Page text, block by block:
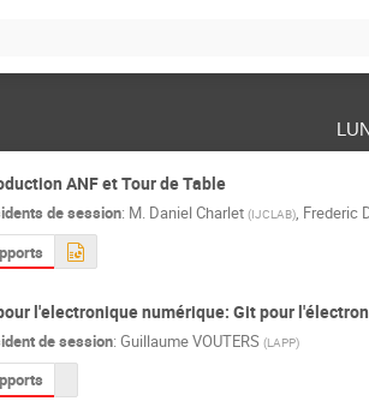
ANF et Tour de Table
de session: M. Daniel Charlet (IJCLAB), Frederic
l'electronique numérique: Git pour
de session: Guillaume VOUTERS (LAPP)